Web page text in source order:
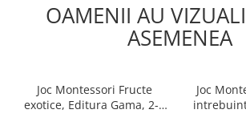
OAMENII AU
ASEMENEA
Joc Montessori Fructe
exotice, Editura Gama, 2-3
Joc